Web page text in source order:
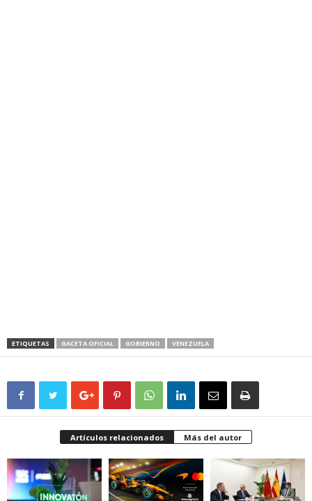
ETIQUETAS GACETA OFICIAL GOBIERNO VENEZUELA
Artículos relacionados Más del autor